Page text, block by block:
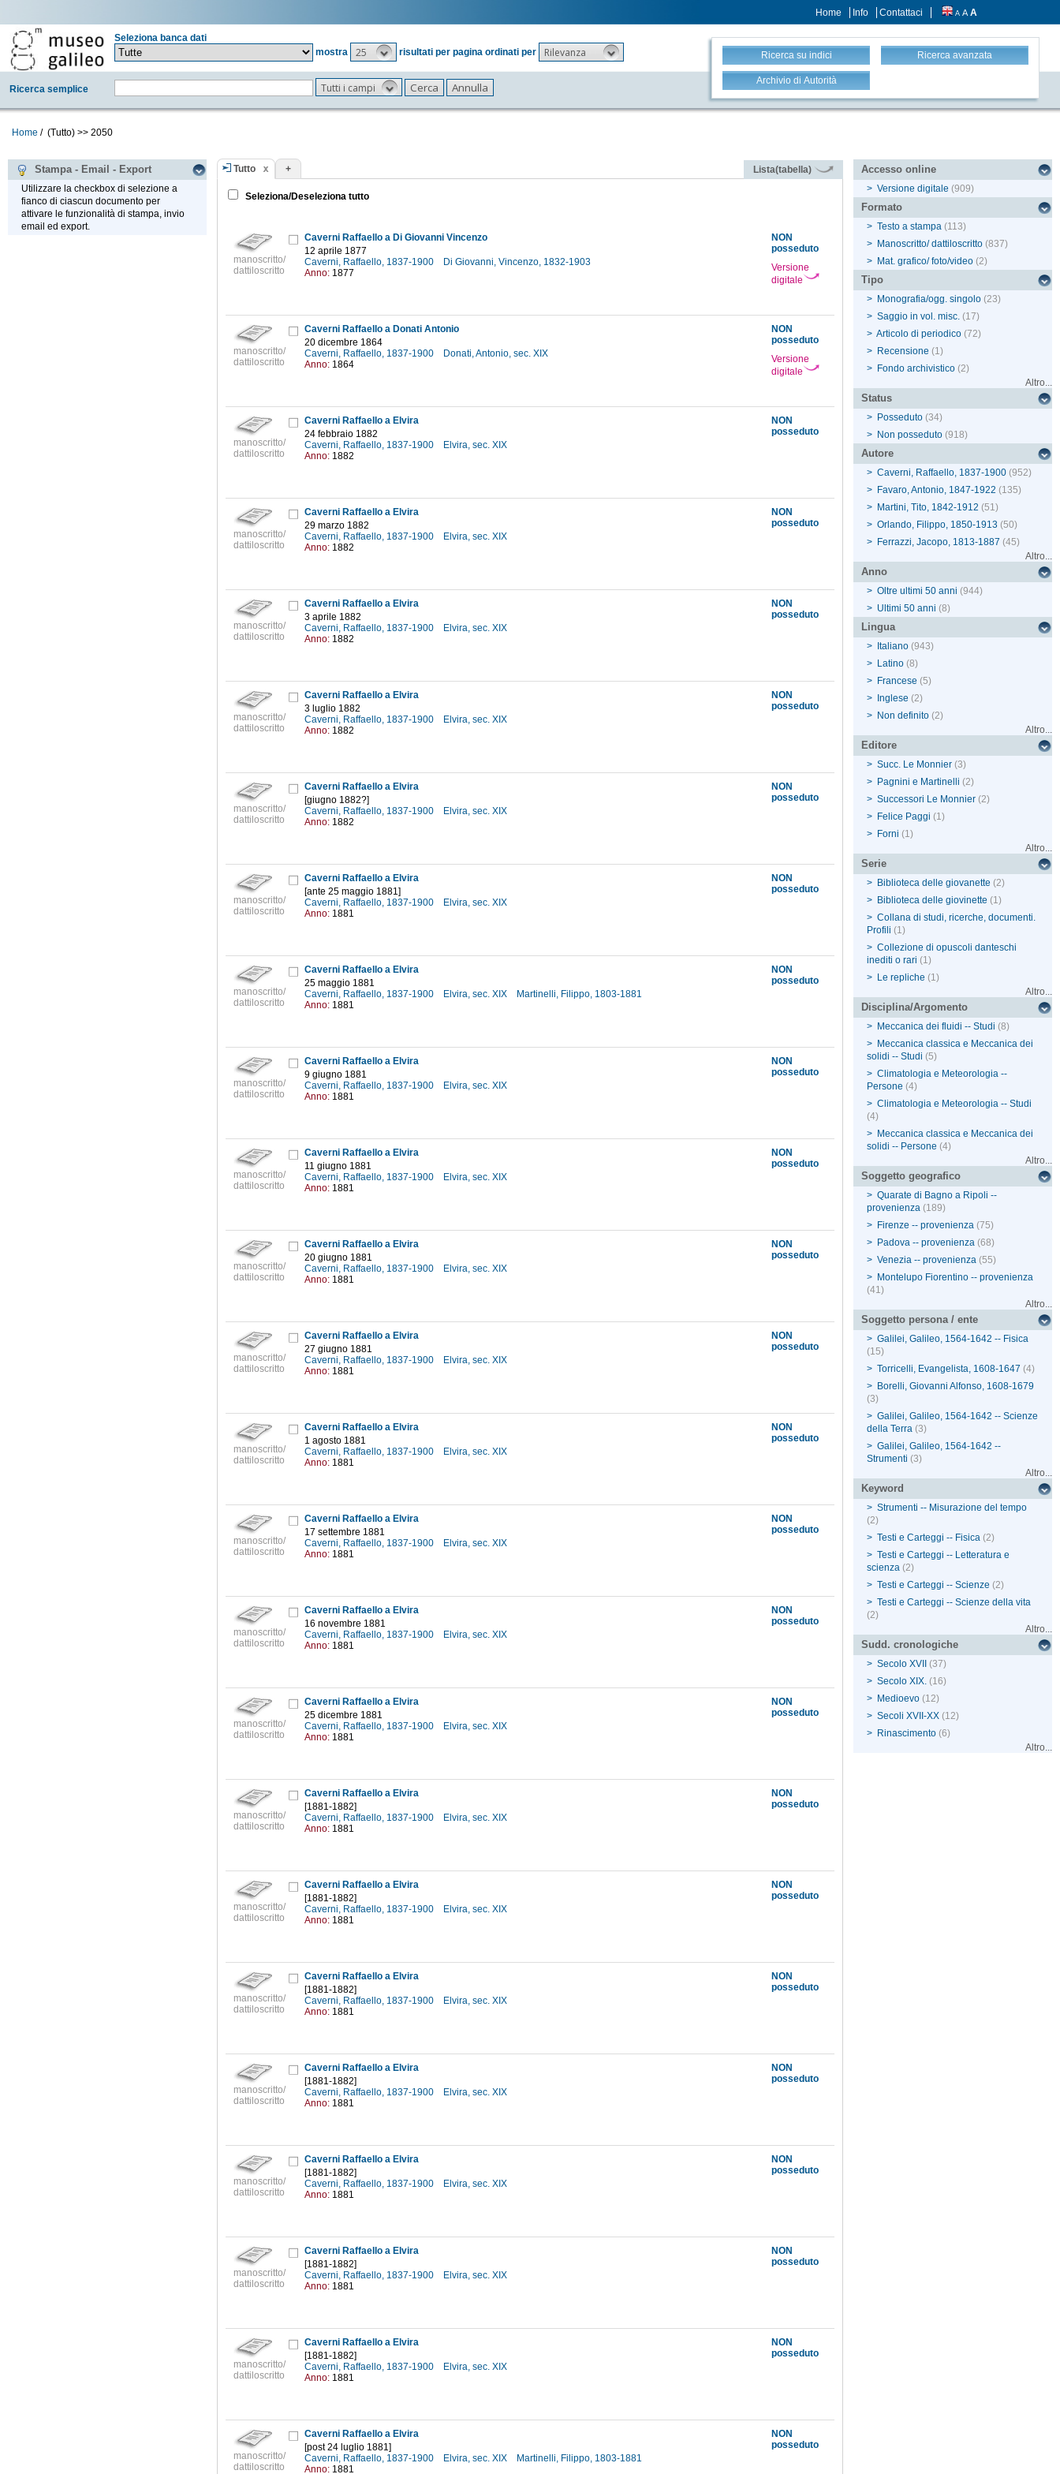
Home Info Contattaci A A A
Seleziona banca dati
mostra
25 risultati per pagina ordinati per Rilevanza
Ricerca semplice Tutti i campi
Ricerca su indici Ricerca avanzata
Archivio di Autorità
Home / (Tutto) >> 2050
Stampa - Email - Export
Utilizzare la checkbox di selezione a
fianco di ciascun documento per
attivare le funzionalità di stampa, invio
email ed export.
Tutto + Lista(tabella)
Seleziona/Deseleziona tutto
manoscritto/
dattiloscritto
NON
posseduto
Versione
digitale
Caverni Raffaello a Di Giovanni Vincenzo
12 aprile 1877
Caverni, Raffaello, 1837-1900
Di Giovanni, Vincenzo, 1832-1903
Anno: 1877
manoscritto/
dattiloscritto
NON
posseduto
Versione
digitale
Caverni Raffaello a Donati Antonio
20 dicembre 1864
Caverni, Raffaello, 1837-1900
Donati, Antonio, sec. XIX
Anno: 1864
manoscritto/
dattiloscritto
NON
posseduto
Caverni Raffaello a Elvira
24 febbraio 1882
Caverni, Raffaello, 1837-1900
Elvira, sec. XIX
Anno: 1882
manoscritto/
dattiloscritto
NON
posseduto
Caverni Raffaello a Elvira
29 marzo 1882
Caverni, Raffaello, 1837-1900
Elvira, sec. XIX
Anno: 1882
manoscritto/
dattiloscritto
NON
posseduto
Caverni Raffaello a Elvira
3 aprile 1882
Caverni, Raffaello, 1837-1900
Elvira, sec. XIX
Anno: 1882
manoscritto/
dattiloscritto
NON
posseduto
Caverni Raffaello a Elvira
3 luglio 1882
Caverni, Raffaello, 1837-1900
Elvira, sec. XIX
Anno: 1882
manoscritto/
dattiloscritto
NON
posseduto
Caverni Raffaello a Elvira
[giugno 1882?]
Caverni, Raffaello, 1837-1900
Elvira, sec. XIX
Anno: 1882
manoscritto/
dattiloscritto
NON
posseduto
Caverni Raffaello a Elvira
[ante 25 maggio 1881]
Caverni, Raffaello, 1837-1900
Elvira, sec. XIX
Anno: 1881
manoscritto/
dattiloscritto
NON
posseduto
Caverni Raffaello a Elvira
25 maggio 1881
Caverni, Raffaello, 1837-1900
Elvira, sec. XIX
Martinelli, Filippo, 1803-1881
Anno: 1881
manoscritto/
dattiloscritto
NON
posseduto
Caverni Raffaello a Elvira
9 giugno 1881
Caverni, Raffaello, 1837-1900
Elvira, sec. XIX
Anno: 1881
manoscritto/
dattiloscritto
NON
posseduto
Caverni Raffaello a Elvira
11 giugno 1881
Caverni, Raffaello, 1837-1900
Elvira, sec. XIX
Anno: 1881
manoscritto/
dattiloscritto
NON
posseduto
Caverni Raffaello a Elvira
20 giugno 1881
Caverni, Raffaello, 1837-1900
Elvira, sec. XIX
Anno: 1881
manoscritto/
dattiloscritto
NON
posseduto
Caverni Raffaello a Elvira
27 giugno 1881
Caverni, Raffaello, 1837-1900
Elvira, sec. XIX
Anno: 1881
manoscritto/
dattiloscritto
NON
posseduto
Caverni Raffaello a Elvira
1 agosto 1881
Caverni, Raffaello, 1837-1900
Elvira, sec. XIX
Anno: 1881
manoscritto/
dattiloscritto
NON
posseduto
Caverni Raffaello a Elvira
17 settembre 1881
Caverni, Raffaello, 1837-1900
Elvira, sec. XIX
Anno: 1881
manoscritto/
dattiloscritto
NON
posseduto
Caverni Raffaello a Elvira
16 novembre 1881
Caverni, Raffaello, 1837-1900
Elvira, sec. XIX
Anno: 1881
manoscritto/
dattiloscritto
NON
posseduto
Caverni Raffaello a Elvira
25 dicembre 1881
Caverni, Raffaello, 1837-1900
Elvira, sec. XIX
Anno: 1881
manoscritto/
dattiloscritto
NON
posseduto
Caverni Raffaello a Elvira
[1881-1882]
Caverni, Raffaello, 1837-1900
Elvira, sec. XIX
Anno: 1881
manoscritto/
dattiloscritto
NON
posseduto
Caverni Raffaello a Elvira
[1881-1882]
Caverni, Raffaello, 1837-1900
Elvira, sec. XIX
Anno: 1881
manoscritto/
dattiloscritto
NON
posseduto
Caverni Raffaello a Elvira
[1881-1882]
Caverni, Raffaello, 1837-1900
Elvira, sec. XIX
Anno: 1881
manoscritto/
dattiloscritto
NON
posseduto
Caverni Raffaello a Elvira
[1881-1882]
Caverni, Raffaello, 1837-1900
Elvira, sec. XIX
Anno: 1881
manoscritto/
dattiloscritto
NON
posseduto
Caverni Raffaello a Elvira
[1881-1882]
Caverni, Raffaello, 1837-1900
Elvira, sec. XIX
Anno: 1881
manoscritto/
dattiloscritto
NON
posseduto
Caverni Raffaello a Elvira
[1881-1882]
Caverni, Raffaello, 1837-1900
Elvira, sec. XIX
Anno: 1881
manoscritto/
dattiloscritto
NON
posseduto
Caverni Raffaello a Elvira
[1881-1882]
Caverni, Raffaello, 1837-1900
Elvira, sec. XIX
Anno: 1881
manoscritto/
dattiloscritto
NON
posseduto
Caverni Raffaello a Elvira
[post 24 luglio 1881]
Caverni, Raffaello, 1837-1900
Elvira, sec. XIX
Martinelli, Filippo, 1803-1881
Anno: 1881
Accesso online
> Versione digitale (909)
Formato
> Testo a stampa (113)
> Manoscritto/ dattiloscritto (837)
> Mat. grafico/ foto/video (2)
Tipo
> Monografia/ogg. singolo (23)
> Saggio in vol. misc. (17)
> Articolo di periodico (72)
> Recensione (1)
> Fondo archivistico(2)
Altro...
Status
> Posseduto (34)
> Non posseduto (918)
Autore
> Caverni, Raffaello, 1837-1900 (952)
> Favaro, Antonio, 1847-1922 (135)
> Martini, Tito, 1842-1912 (51)
> Orlando, Filippo, 1850-1913 (50)
> Ferrazzi, Jacopo, 1813-1887 (45)
Altro...
Anno
> Oltre ultimi 50 anni (944)
> Ultimi 50 anni (8)
Lingua
> Italiano (943)
> Latino (8)
> Francese (5)
>
Inglese (2)
> Non definito (2)
Altro...
Editore
> Succ. Le Monnier (3)
> Pagnini e Martinelli (2)
> Successori Le Monnier (2)
> Felice Paggi (1)
> Forni (1)
Altro...
Serie
> Biblioteca delle giovanette (2)
> Biblioteca delle giovinette (1)
> Collana di studi, ricerche, documenti.
Profili (1)
> Collezione di opuscoli danteschi
inediti o rari (1)
> Le repliche (1)
Altro...
Disciplina/Argomento
> Meccanica dei fluidi -- Studi (8)
> Meccanica classica e Meccanica dei
solidi -- Studi (5)
> Climatologia e Meteorologia --
Persone (4)
> Climatologia e Meteorologia -- Studi
(4)
> Meccanica classica e Meccanica dei
solidi -- Persone (4)
Altro...
Soggetto geografico
> Quarate di Bagno a Ripoli --
provenienza (189)
> Firenze -- provenienza (75)
> Padova -- provenienza (68)
> Venezia -- provenienza (55)
> Montelupo Fiorentino -- provenienza
(41)
Altro...
Soggetto persona / ente
> Galilei, Galileo, 1564-1642 -- Fisica
(15)
> Torricelli, Evangelista, 1608-1647 (4)
> Borelli, Giovanni Alfonso, 1608-1679
(3)
> Galilei, Galileo, 1564-1642 -- Scienze
della Terra (3)
> Galilei, Galileo, 1564-1642 --
Strumenti (3)
Altro...
Keyword
> Strumenti -- Misurazione del tempo
(2)
> Testi e Carteggi -- Fisica (2)
> Testi e Carteggi -- Letteratura e
scienza (2)
> Testi e Carteggi -- Scienze (2)
> Testi e Carteggi -- Scienze della vita
(2)
Altro...
Sudd. cronologiche
> Secolo XVII
(37)
> Secolo XIX. (16)
> Medioevo (12)
> Secoli XVII-XX (12)
> Rinascimento (6)
Altro...